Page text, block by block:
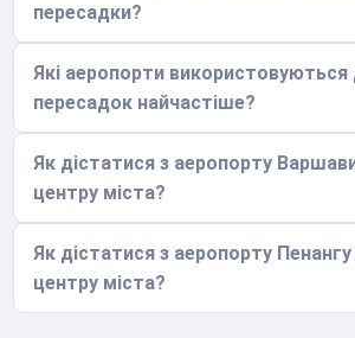
пересадки?
Які аеропорти використовуються
пересадок найчастіше?
Як дістатися з аеропорту
центру міста?
Як дістатися з аеропорту
центру міста?